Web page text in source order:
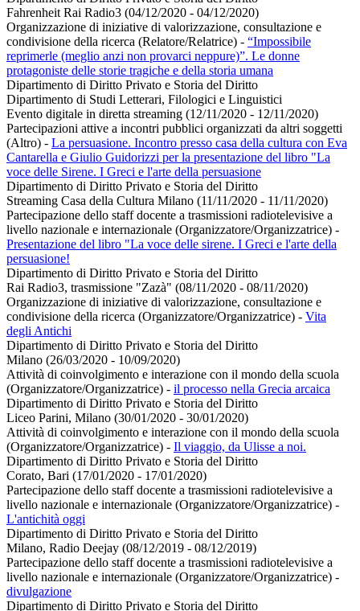
Fahrenheit Rai Radio3 (04/12/2020 - 04/12/2020)
Organizzazione di iniziative di valorizzazione, consultazione e
condivisione della ricerca (Relatore/Relatrice) - “Impossibile
reprimerle (meglio anzi non provarci neppure)”. Le donne
protagoniste delle storie tragiche e della storia umana
Dipartimento di Diritto Privato e Storia del Diritto
Dipartimento di Studi Letterari, Filologici e Linguistici
Evento digitale in diretta streaming (12/11/2020 - 12/11/2020)
Partecipazioni attive a incontri pubblici organizzati da altri soggetti
(Altro) - La persuasione. Incontro presso casa della cultura con Eva
Cantarella e Giulio Guidorizzi per la presentazione del libro "La
voce delle Sirene. I Greci e l'arte della persuasione
Dipartimento di Diritto Privato e Storia del Diritto
Streaming Casa della Cultura Milano (11/11/2020 - 11/11/2020)
Partecipazione dello staff docente a trasmissioni radiotelevisive a
livello nazionale e internazionale (Organizzatore/Organizzatrice) -
Presentazione del libro "La voce delle sirene. I Greci e l'arte della
persuasione!
Dipartimento di Diritto Privato e Storia del Diritto
Rai Radio3, trasmissione "Zazà" (08/11/2020 - 08/11/2020)
Organizzazione di iniziative di valorizzazione, consultazione e
condivisione della ricerca (Organizzatore/Organizzatrice) - Vita
degli Antichi
Dipartimento di Diritto Privato e Storia del Diritto
Milano (26/03/2020 - 10/09/2020)
Attività di coinvolgimento e interazione con il mondo della scuola
(Organizzatore/Organizzatrice) - il processo nella Grecia arcaica
Dipartimento di Diritto Privato e Storia del Diritto
Liceo Parini, Milano (30/01/2020 - 30/01/2020)
Attività di coinvolgimento e interazione con il mondo della scuola
(Organizzatore/Organizzatrice) - Il viaggio, da Ulisse a noi.
Dipartimento di Diritto Privato e Storia del Diritto
Corato, Bari (17/01/2020 - 17/01/2020)
Partecipazione dello staff docente a trasmissioni radiotelevisive a
livello nazionale e internazionale (Organizzatore/Organizzatrice) -
L'antichità oggi
Dipartimento di Diritto Privato e Storia del Diritto
Milano, Radio Deejay (08/12/2019 - 08/12/2019)
Partecipazione dello staff docente a trasmissioni radiotelevisive a
livello nazionale e internazionale (Organizzatore/Organizzatrice) -
divulgazione
Dipartimento di Diritto Privato e Storia del Diritto